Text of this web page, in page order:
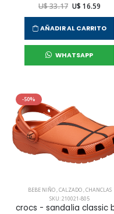
U$ 33.17 U$ 16.59
AÑADIR AL CARRITO
WHATSAPP
-50%
BEBE NIÑO,CALZADO,CHANCLAS
SKU: 210021-805